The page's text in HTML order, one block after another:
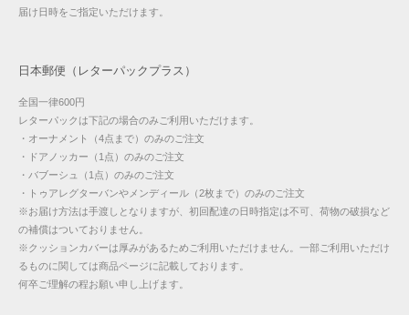
届け日時をご指定いただけます。
日本郵便（レターパックプラス）
全国一律600円
レターパックは下記の場合のみご利用いただけます。
・オーナメント（4点まで）のみのご注文
・ドアノッカー（1点）のみのご注文
・バブーシュ（1点）のみのご注文
・トゥアレグターバンやメンディール（2枚まで）のみのご注文
※お届け方法は手渡しとなりますが、初回配達の日時指定は不可、荷物の破損など
の補償はついておりません。
※クッションカバーは厚みがあるためご利用いただけません。一部ご利用いただけ
るものに関しては商品ページに記載しております。
何卒ご理解の程お願い申し上げます。